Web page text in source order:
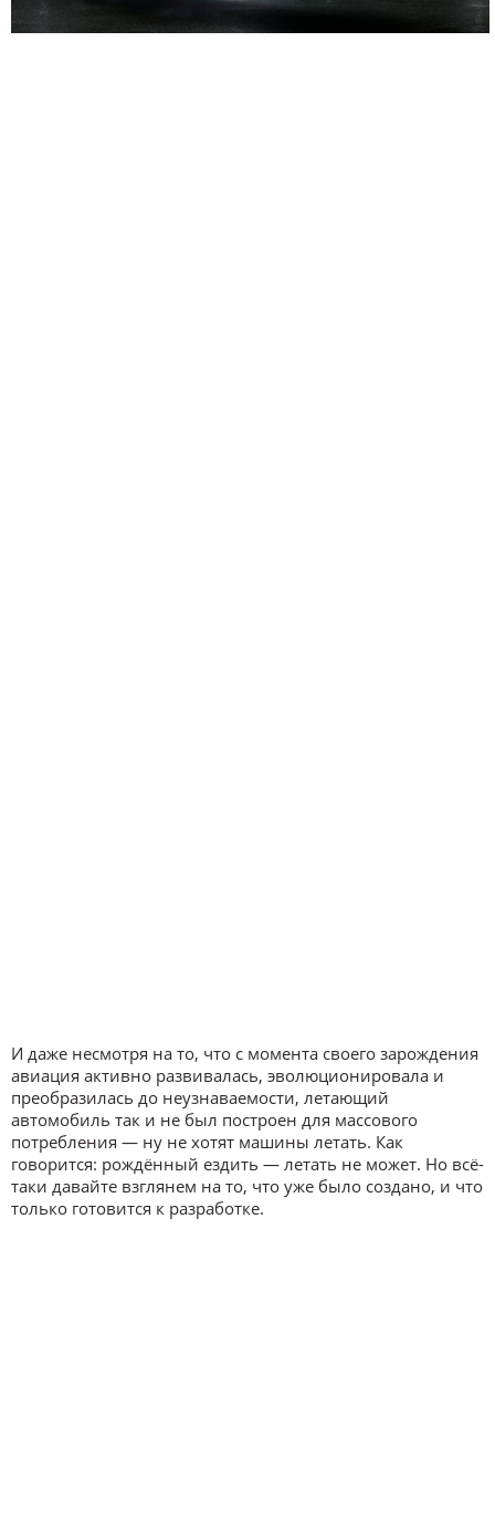
И даже несмотря на то, что с момента своего зарождения
авиация активно развивалась, эволюционировала и
преобразилась до неузнаваемости, летающий
автомобиль так и не был построен для массового
потребления — ну не хотят машины летать. Как
говорится: рождённый ездить — летать не может. Но всё-
таки давайте взглянем на то, что уже было создано, и что
только готовится к разработке.